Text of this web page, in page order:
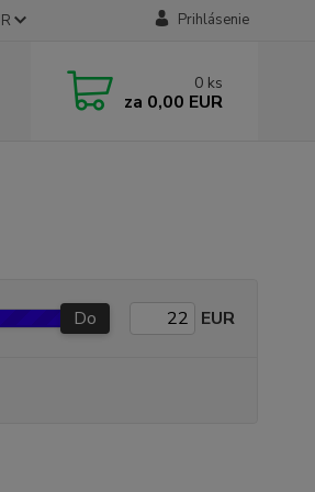
Prihlásenie
0 ks
za 0,00 EUR
Do EUR